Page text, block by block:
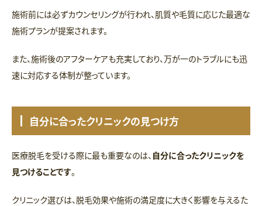
施術前には必ずカウンセリングが行われ、肌質や毛質に応じた最適な
施術プランが提案されます。
また、施術後のアフターケアも充実しており、万が一のトラブルにも迅
速に対応する体制が整っています。
自分に合ったクリニックの見つけ方
医療脱毛を受ける際に最も重要なのは、 自分に合ったクリニックを
見つけることです。
クリニック選びは、脱毛効果や施術の満足度に大きく影響を与えるた